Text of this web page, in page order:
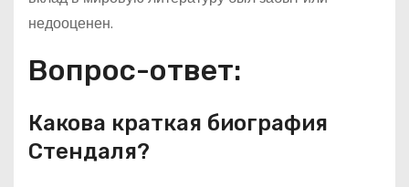
недооценен.
Вопрос-ответ:
Какова краткая биография
Стендаля?